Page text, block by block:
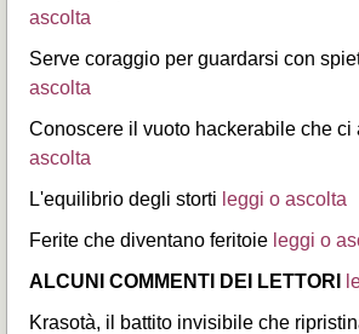
ascolta
Serve coraggio per guardarsi con
ascolta
Conoscere il vuoto hackerabile che ci
ascolta
L'equilibrio degli storti leggi o ascolta
Ferite che diventano feritoie leggi o
ALCUNI COMMENTI DEI LETTORI
Krasotà, il battito invisibile che